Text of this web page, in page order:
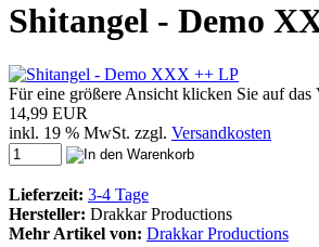
Shitangel - Demo
Für eine größere Ansicht klicken Sie auf das
14,99 EUR
inkl. 19 % MwSt. zzgl. Versandkosten
Lieferzeit: 3-4 Tage
Hersteller: Drakkar Productions
Mehr Artikel von: Drakkar Productions